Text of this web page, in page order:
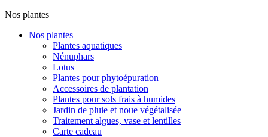
Nos plantes
Nos plantes
Plantes aquatiques
Nénuphars
Lotus
Plantes pour phytoépuration
Accessoires de plantation
Plantes pour sols frais à humides
Jardin de pluie et noue végétalisée
Traitement algues, vase et lentilles
Carte cadeau